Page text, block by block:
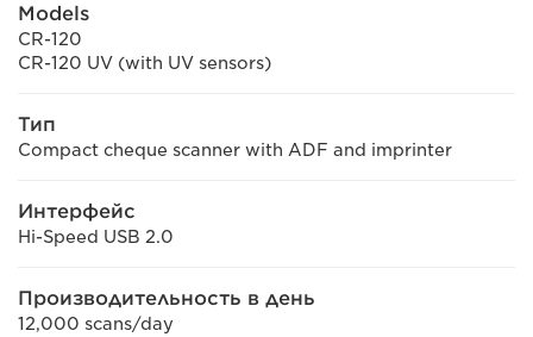
Models
CR-120
CR-120 UV (with UV sensors)
Тип
Compact cheque scanner with ADF and imprinter
Интерфейс
Hi-Speed USB 2.0
Производительность в день
12,000 scans/day